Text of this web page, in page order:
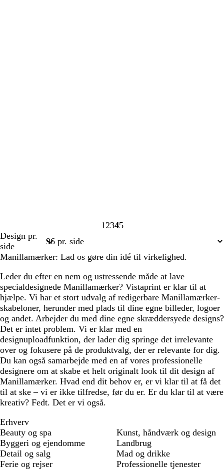
Side
1 Side
2Side
3Side
4Side
5
Design pr.
side
Manillamærker: Lad os gøre din idé til virkelighed.
Leder du efter en nem og ustressende måde at lave
specialdesignede Manillamærker? Vistaprint er klar til at
hjælpe. Vi har et stort udvalg af redigerbare Manillamærker-
skabeloner, herunder med plads til dine egne billeder, logoer
og andet. Arbejder du med dine egne skræddersyede designs?
Det er intet problem. Vi er klar med en
designuploadfunktion, der lader dig springe det irrelevante
over og fokusere på de produktvalg, der er relevante for dig.
Du kan også samarbejde med en af vores professionelle
designere om at skabe et helt originalt look til dit design af
Manillamærker. Hvad end dit behov er, er vi klar til at få det
til at ske – vi er ikke tilfredse, før du er. Er du klar til at være
kreativ? Fedt. Det er vi også.
Erhverv
Beauty og spa
Byggeri og ejendomme
Detail og salg
Ferie og rejser
Kunst, håndværk og design
Landbrug
Mad og drikke
Professionelle tjenester